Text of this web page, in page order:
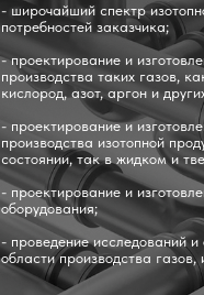
- широчайший спектр
потребностей заказчика;
- проектирование и
производства таких газов,
кислород, азот, аргон и
- проектирование и
производства изотопной
состоянии, так в жидком и
- проектирование и
оборудования;
- проведение исследований
области производства